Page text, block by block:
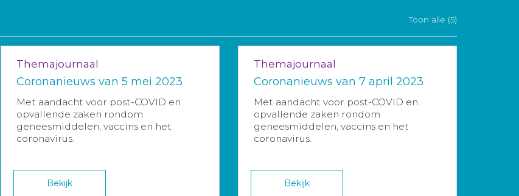
Toon alle (5)
Themajournaal
Coronanieuws van 5 mei 2023
Met aandacht voor post-COVID en
opvallende zaken rondom
geneesmiddelen, vaccins en het
coronavirus.
Bekijk
Themajournaal
Coronanieuws van 7 april 2023
Met aandacht voor post-COVID en
opvallende zaken rondom
geneesmiddelen, vaccins en het
coronavirus.
Bekijk